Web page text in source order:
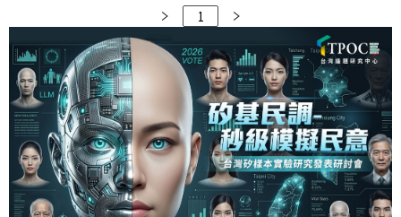
現網友對於新制的照護資源分配高度關注，更擔心外籍看護
從此將優先選擇照顧健康長者，雇主若是照顧重症患者就得
加薪留人，變相讓免評巴氏量表階級化，成為「有錢人」的
福音。
1